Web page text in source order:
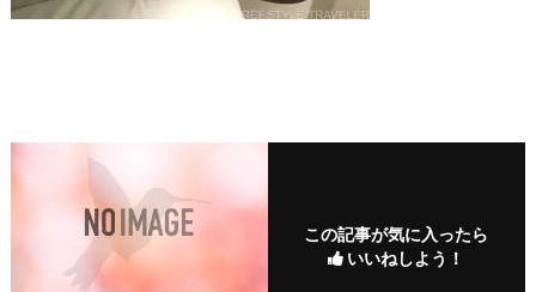
この記事が気に入ったら
いいねしよう！